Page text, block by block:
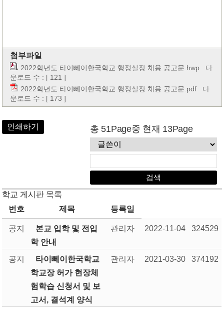
첨부파일
2022학년도 타이뻬이한국학교 행정실장 채용 공고문.hwp 다
운로드 수 : [ 121 ]
2022학년도 타이뻬이한국학교 행정실장 채용 공고문.pdf 다
운로드 수 : [ 173 ]
인쇄하기 총 51Page중 현재 13Page
학교 게시판 목록
번호
제목 등록일
공지
본교 입학 및 전입
학 안내
관리자 2022-11-04 324529
공지
타이뻬이한국학교
학교장 허가 현장체
험학습 신청서 및 보
고서, 결석계 양식
관리자 2021-03-30 374192